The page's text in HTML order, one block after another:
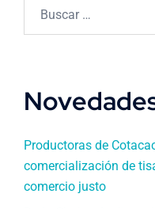
Productoras de
comercialización de
comercio justo